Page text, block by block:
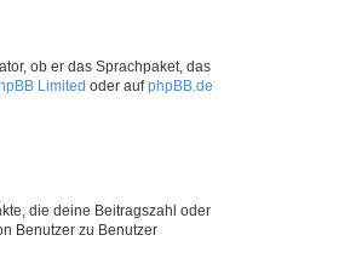
ob er das Sprachpaket, das
Limited oder aufphpBB.de
die deine Beitragszahl oder
Benutzer zu Benutzer